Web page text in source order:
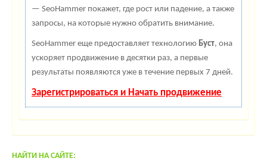
— SeoHammer покажет, где рост или падение, а также
запросы, на которые нужно обратить внимание.
SeoHammer еще предоставляет технологию Буст, она
ускоряет продвижение в десятки раз, а первые
результаты появляются уже в течение первых 7 дней.
Зарегистрироваться и Начать продвижение
НАЙТИ НА САЙТЕ: